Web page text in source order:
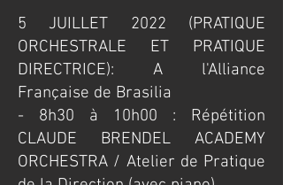
​5 JUILLET 2022 (PRATIQUE
ORCHESTRALE ET PRATIQUE
DIRECTRICE): A l'Alliance
Française de Brasilia
​- 8h30 à 10h00 : Répétition
CLAUDE BRENDEL ACADEMY
ORCHESTRA / Atelier de Pratique